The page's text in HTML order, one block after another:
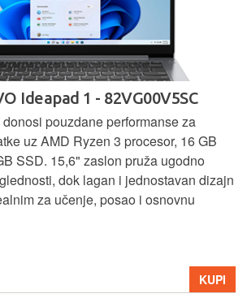
Ideapad 1 - 82VG00V5SC
pouzdane performanse za
uz AMD Ryzen 3 procesor, 16 GB
SSD. 15,6" zaslon pruža ugodno
dok lagan i jednostavan dizajn
za učenje, posao i osnovnu
KUPI